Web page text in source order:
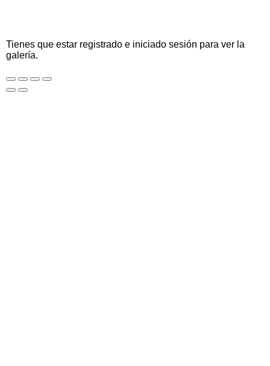
Tienes que estar registrado e iniciado sesión para ver la
galería.